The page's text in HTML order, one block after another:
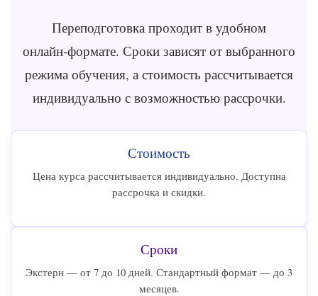
Переподготовка проходит в удобном
онлайн‑формате. Сроки зависят от выбранного
режима обучения, а стоимость рассчитывается
индивидуально с возможностью рассрочки.
Стоимость
Цена курса рассчитывается индивидуально. Доступна
рассрочка и скидки.
Сроки
Экстерн — от 7 до 10 дней. Стандартный формат — до 3
месяцев.